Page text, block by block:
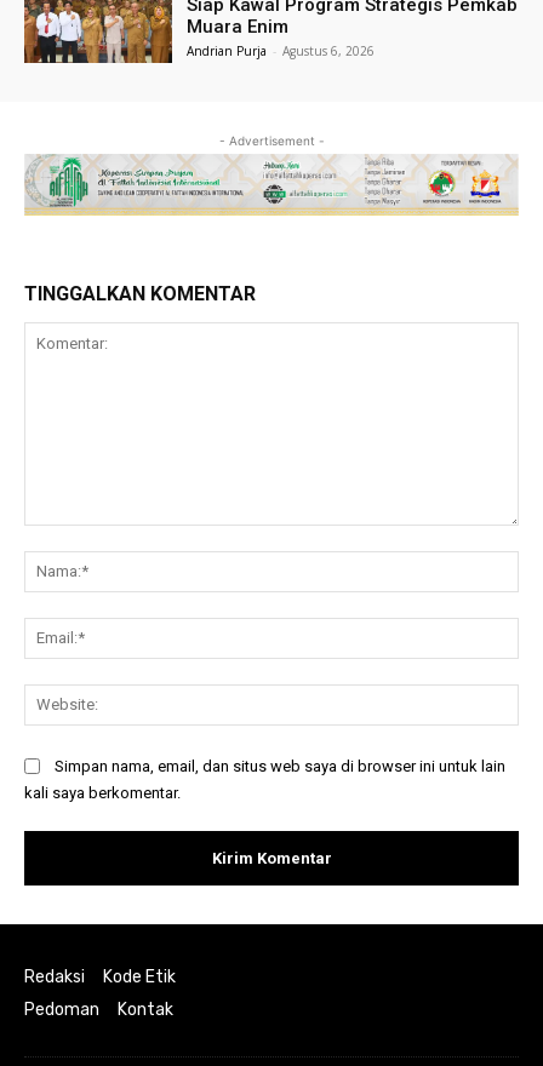
Siap Kawal Program Strategis Pemkab
Muara Enim
Andrian Purja - Agustus 6, 2026
- Advertisement -
TINGGALKAN KOMENTAR
Simpan nama, email, dan situs web saya di browser ini untuk lain
kali saya berkomentar.
Redaksi
Kode Etik
Pedoman
Kontak